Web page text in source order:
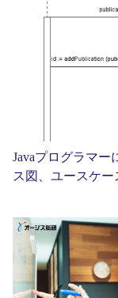
Javaプログラマ
ス図、ユースケ